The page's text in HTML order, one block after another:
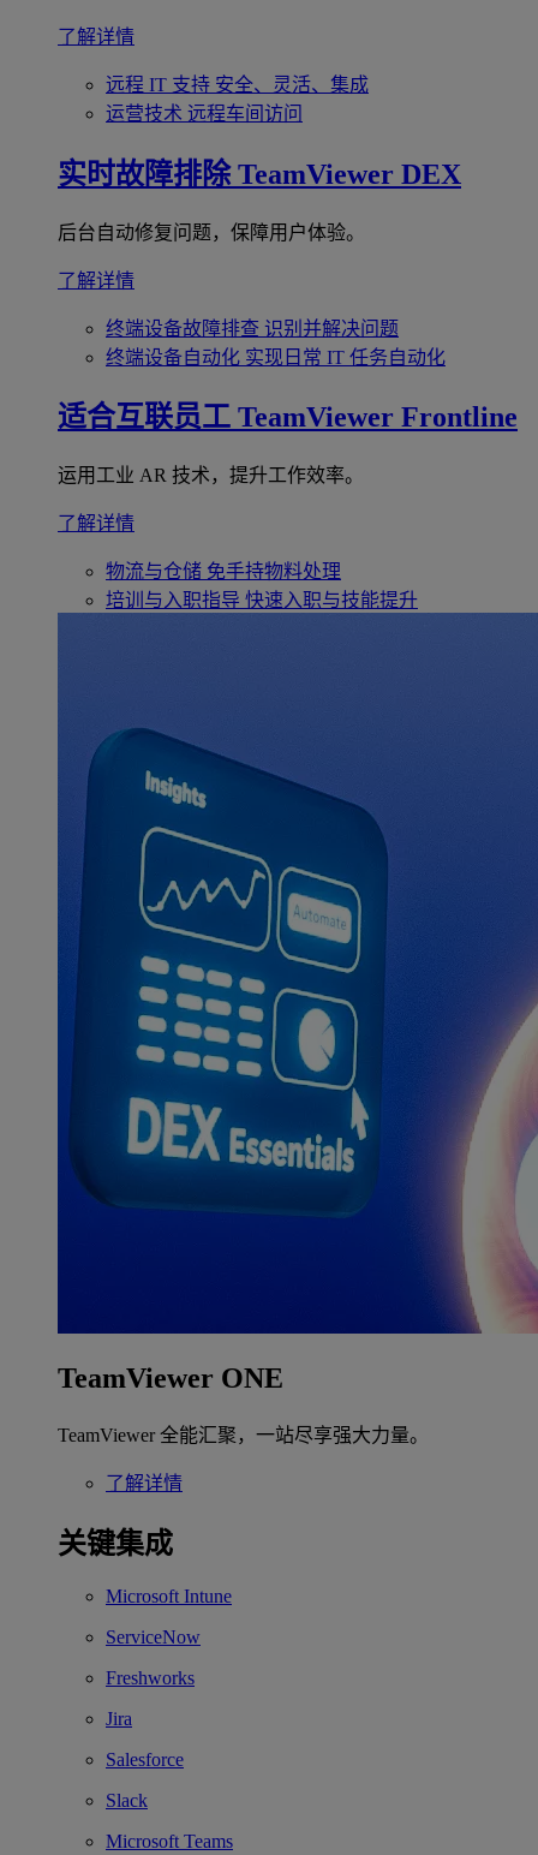
了解详情
远程 IT 支持 安全、灵活、集成
运营技术 远程车间访问
实时故障排除 TeamViewer DEX
后台自动修复问题，保障用户体验。
了解详情
终端设备故障排查 识别并解决问题
终端设备自动化 实现日常 IT 任务自动化
适合互联员工 TeamViewer Frontline
运用工业 AR 技术，提升工作效率。
了解详情
物流与仓储 免手持物料处理
培训与入职指导 快速入职与技能提升
TeamViewer ONE
TeamViewer 全能汇聚，一站尽享强大力量。
了解详情
关键集成
Microsoft Intune
ServiceNow
Freshworks
Jira
Salesforce
Slack
Microsoft Teams